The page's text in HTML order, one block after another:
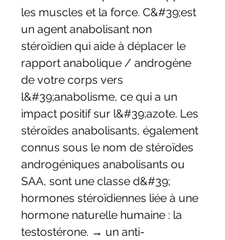
les muscles et la force. C&#39;est
un agent anabolisant non
stéroïdien qui aide à déplacer le
rapport anabolique / androgène
de votre corps vers
l&#39;anabolisme, ce qui a un
impact positif sur l&#39;azote. Les
stéroïdes anabolisants, également
connus sous le nom de stéroïdes
androgéniques anabolisants ou
SAA, sont une classe d&#39;
hormones stéroïdiennes liée à une
hormone naturelle humaine : la
testostérone. → un anti-